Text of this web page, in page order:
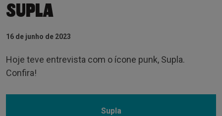
SUPLA
16 de junho de 2023
Hoje teve entrevista com o ícone punk, Supla.
Confira!
Supla